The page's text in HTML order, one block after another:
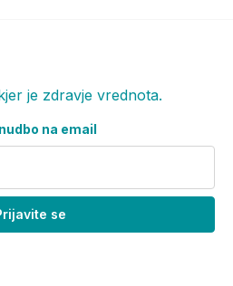
je zdravje vrednota.
na email
se